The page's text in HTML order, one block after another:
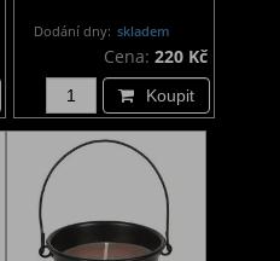
Dodání dny: skladem
Cena: 220 Kč
Koupit